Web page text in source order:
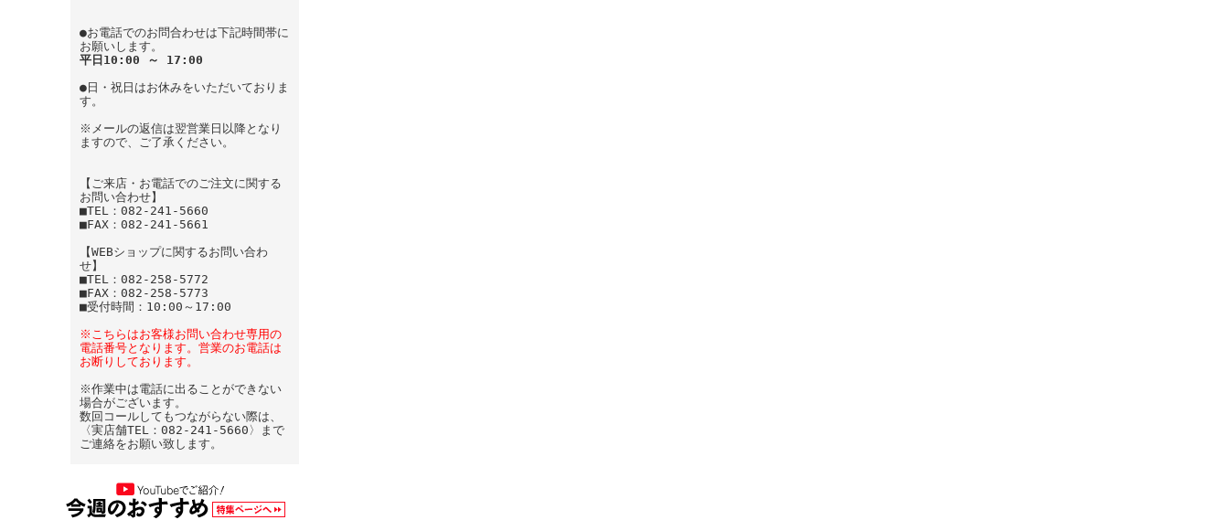
●お電話でのお問合わせは下記時間帯に
お願いします。
平日10:00 ～ 17:00
●日・祝日はお休みをいただいておりま
す。
※メールの返信は翌営業日以降となり
ますので、ご了承ください。
【ご来店・お電話でのご注文に関する
お問い合わせ】
■TEL：082-241-5660
■FAX：082-241-5661
【WEBショップに関するお問い合わ
せ】
■TEL：082-258-5772
■FAX：082-258-5773
■受付時間：10:00～17:00
※こちらはお客様お問い合わせ専用の
電話番号となります。営業のお電話は
お断りしております。
※作業中は電話に出ることができない
場合がございます。
数回コールしてもつながらない際は、
〈実店舗TEL：082-241-5660〉まで
ご連絡をお願い致します。